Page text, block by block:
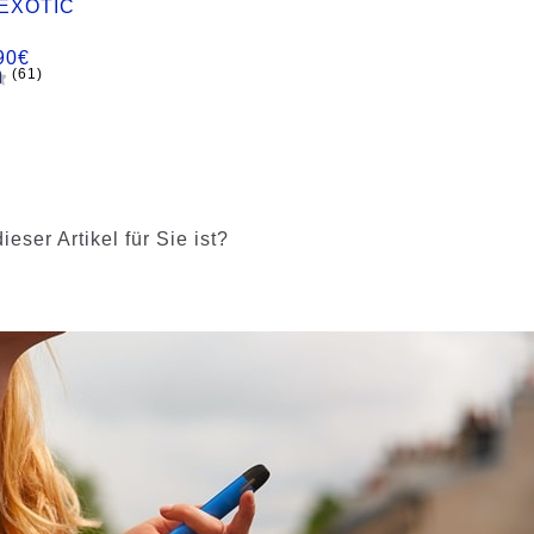
€
(61)
Artikel für Sie ist?